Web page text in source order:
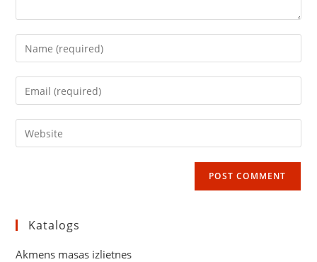
Enter
your
name
comment
Enter
your
email
address
Enter
your
Katalogs
Akmens masas izlietnes